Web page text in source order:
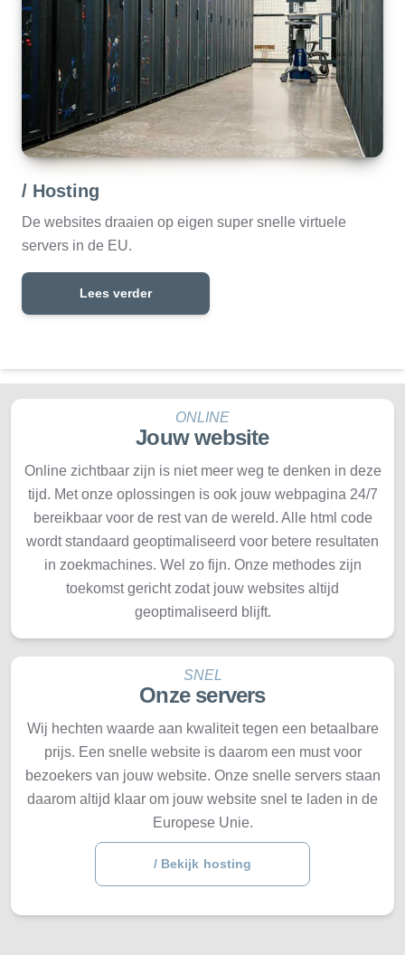
/ Hosting
De websites draaien op eigen super snelle virtuele
servers in de EU.
Lees verder
ONLINE
Jouw website
Online zichtbaar zijn is niet meer weg te denken in deze
tijd. Met onze oplossingen is ook jouw webpagina 24/7
bereikbaar voor de rest van de wereld. Alle html code
wordt standaard geoptimaliseerd voor betere resultaten
in zoekmachines. Wel zo fijn. Onze methodes zijn
toekomst gericht zodat jouw websites altijd
geoptimaliseerd blijft.
SNEL
Onze servers
Wij hechten waarde aan kwaliteit tegen een betaalbare
prijs. Een snelle website is daarom een must voor
bezoekers van jouw website. Onze snelle servers staan
daarom altijd klaar om jouw website snel te laden in de
Europese Unie.
/ Bekijk hosting